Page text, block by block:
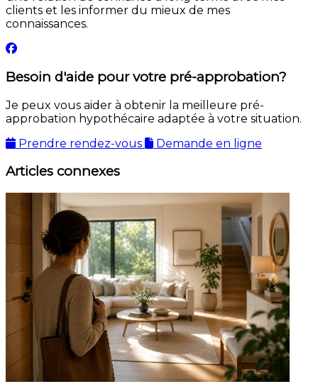
clients et les informer du mieux de mes
connaissances.
Besoin d'aide pour votre pré-approbation?
Je peux vous aider à obtenir la meilleure pré-
approbation hypothécaire adaptée à votre situation.
Prendre rendez-vous
Demande en ligne
Articles connexes